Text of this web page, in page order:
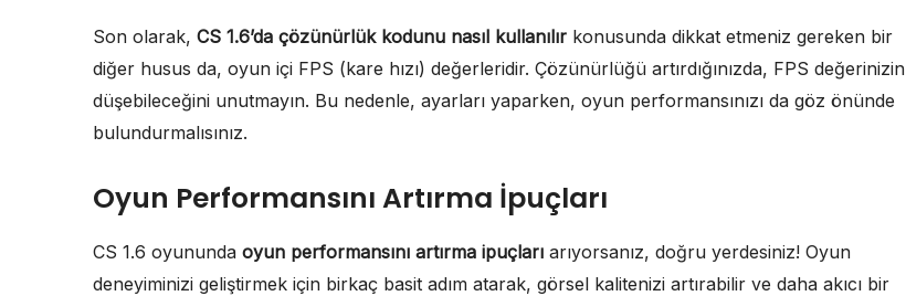
Son olarak, CS 1.6’da çözünürlük kodunu nasıl kullanılır konusunda dikkat etmeniz gereken bir
diğer husus da, oyun içi FPS (kare hızı) değerleridir. Çözünürlüğü artırdığınızda, FPS değerinizin
düşebileceğini unutmayın. Bu nedenle, ayarları yaparken, oyun performansınızı da göz önünde
bulundurmalısınız.
Oyun Performansını Artırma İpuçları
CS 1.6 oyununda oyun performansını artırma ipuçları arıyorsanız, doğru yerdesiniz! Oyun
deneyiminizi geliştirmek için birkaç basit adım atarak, görsel kalitenizi artırabilir ve daha akıcı bir